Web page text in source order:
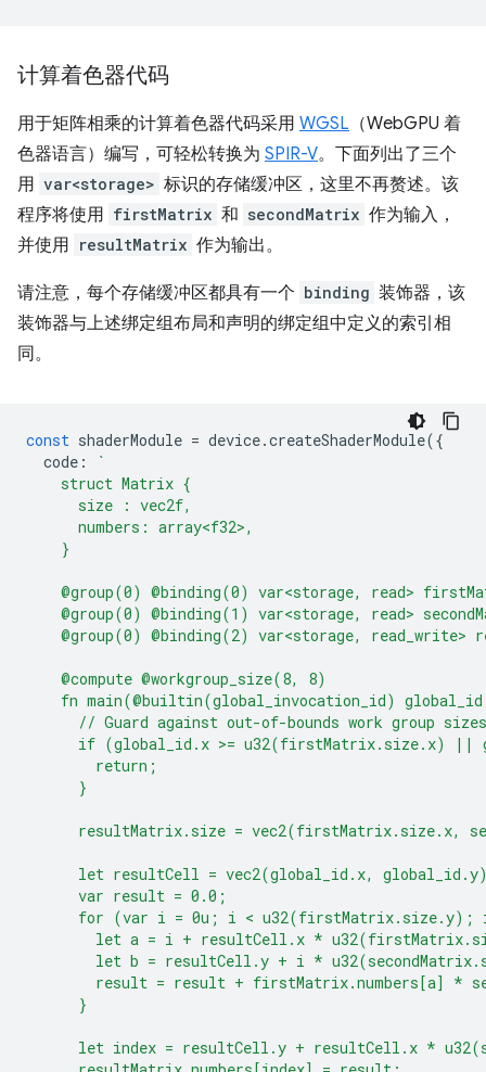
计算着色器代码
用于矩阵相乘的计算着色器代码采用 WGSL （WebGPU 着
色器语言）编写，可轻松转换为 SPIR-V。下面列出了三个
用 var<storage> 标识的存储缓冲区，这里不再赘述。该
程序将使用 firstMatrix 和 secondMatrix 作为输入，
并使用 resultMatrix 作为输出。
请注意，每个存储缓冲区都具有一个 binding 装饰器，该
装饰器与上述绑定组布局和声明的绑定组中定义的索引相
同。
const shaderModule = device.createShaderModule({
code :
`
    struct Matrix {
      size : vec2f,
      numbers: array<f32>,
    }
@group(0) @binding(0) var<storage, read>
@group(0) @binding(1) var<storage, read>
@group(0) @binding(2) var<storage, read_write>
    @compute @workgroup_size(8, 8)
fn main(@builtin(global_invocation_id)
      // Guard against out-of-bounds work group sizes
if (global_id.x >= u32(firstMatrix.size.x) ||
        return;
      }
resultMatrix.size = vec2(firstMatrix.size.x,
let resultCell = vec2(global_id.x,
      var result = 0.0;
for (var i = 0u; i < u32(firstMatrix.size.y);
let a = i + resultCell.x *
let b = resultCell.y + i *
result = result + firstMatrix.numbers[a] *
      }
let index = resultCell.y + resultCell.x *